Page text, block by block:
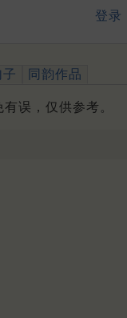
登录
子 同韵作品
误，仅供参考。